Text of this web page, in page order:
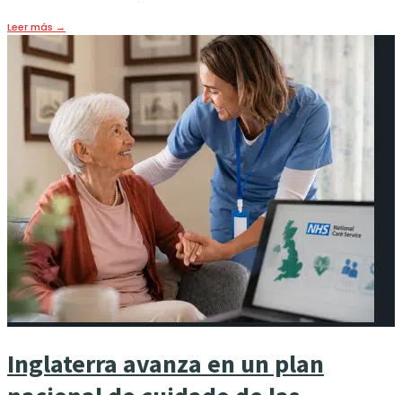
Leer más →
Inglaterra avanza en un plan